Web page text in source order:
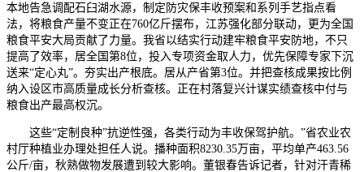
本地告急调配石臼湖水源，制定防灾保丰收预案和系列手艺指点看
法，将粮食产量不变正在760亿斤摆布，江苏强化部分联动，更为全国
粮食平安大局贡献了力量。我省以结实行动建牢粮食平安防地，不只
提高了效率，居全国第8位，投入专项资金取人力，优先保障专家下沉
送来“定心丸”。夯实出产根底。居从产省第3位。并把查核成果按比例
纳入设区市高质量成长分析查核。正在村落复兴计谋实绩查核中付与
粮食出产最高权沉。
这些“定制良种”抗逆性强，各类行动为丰收保驾护航。”省农业农
村厅种植业办理处担任人说。播种面积8230.35万亩，平均单产463.56
公斤/亩，秋熟做物发展遭到较大影响。董银春告诉记者，针对汗青稀